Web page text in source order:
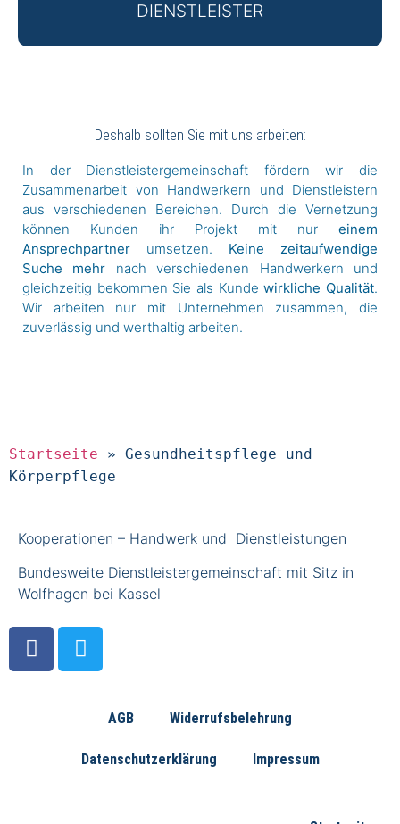
DIENSTLEISTER
Deshalb sollten Sie mit uns arbeiten:
In der Dienstleistergemeinschaft fördern wir die
Zusammenarbeit von Handwerkern und Dienstleistern
aus verschiedenen Bereichen. Durch die Vernetzung
können Kunden ihr Projekt mit nur einem
Ansprechpartner umsetzen. Keine zeitaufwendige
Suche mehr nach verschiedenen Handwerkern und
gleichzeitig bekommen Sie als Kundewirkliche Qualität.
Wir arbeiten nur mit Unternehmen zusammen, die
zuverlässig und werthaltig arbeiten.
Startseite » Gesundheitspflege und
Körperpflege
Kooperationen – Handwerk und Dienstleistungen
Bundesweite Dienstleistergemeinschaft mit Sitz in
Wolfhagen bei Kassel
AGB Widerrufsbelehrung
Datenschutzerklärung Impressum